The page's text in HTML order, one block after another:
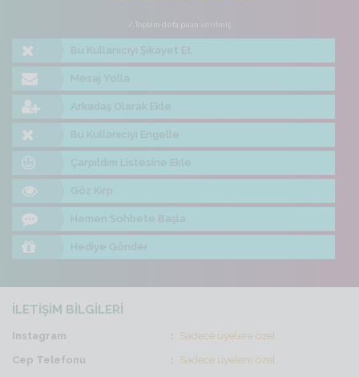
/ Toplam defa puan verilmiş
Bu Kullanıcıyı Şikayet Et
Mesaj Yolla
Arkadaş Olarak Ekle
Bu Kullanıcıyı Engelle
Çarpıldım Listesine Ekle
Göz Kırp
Hemen Sohbete Başla
Hediye Gönder
İLETİŞİM BİLGİLERİ
Instagram
Sadece üyelere özel
Cep Telefonu
Sadece üyelere özel